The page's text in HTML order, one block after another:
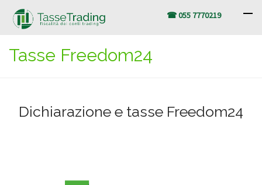
☎ 055 7770219
Tasse Freedom24
Dichiarazione e tasse Freedom24